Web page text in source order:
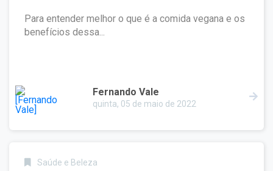
Para entender melhor o que é a comida vegana e os
benefícios dessa...
Fernando Vale
quinta, 05 de maio de 2022
Saúde e Beleza